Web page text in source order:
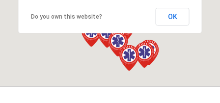
Do you own this website? OK